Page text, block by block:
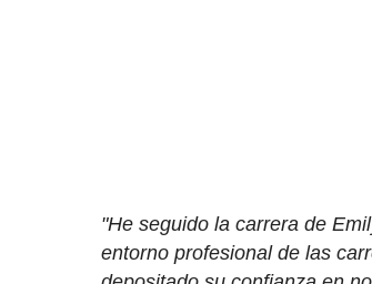
"He seguido la carrera de
entorno profesional de las